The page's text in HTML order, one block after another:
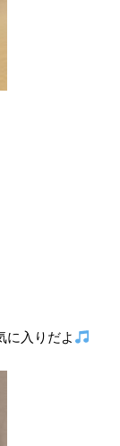
に入りだよ